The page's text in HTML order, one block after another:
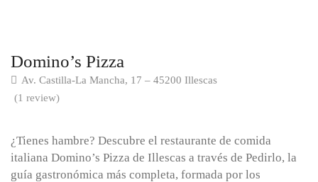
Domino’s Pizza
Av. Castilla-La Mancha, 17 – 45200 Illescas
(1 review)
¿Tienes hambre? Descubre el restaurante de comida
italiana Domino’s Pizza de Illescas a través de Pedirlo, la
guía gastronómica más completa, formada por los